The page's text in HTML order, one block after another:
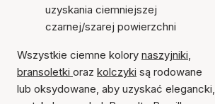
uzyskania ciemniejszej
czarnej/szarej powierzchni
Wszystkie ciemne kolory naszyjniki,
bransoletki oraz kolczyki są rodowane
lub oksydowane, aby uzyskać elegancki,